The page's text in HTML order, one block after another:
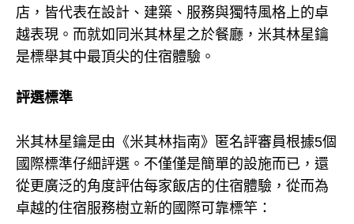
店，皆代表在設計、建築、服務與獨特風格上的卓
越表現。而就如同米其林星之於餐廳，米其林星鑰
是標舉其中最頂尖的住宿體驗。
評選標準
米其林星鑰是由《米其林指南》匿名評審員根據5個
國際標準仔細評選。不僅僅是簡單的設施而已，還
從更廣泛的角度評估每家飯店的住宿體驗，從而為
卓越的住宿服務樹立新的國際可靠標竿：